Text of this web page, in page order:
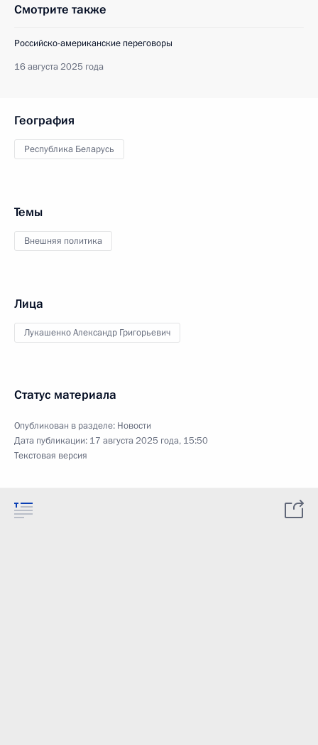
Смотрите также
Российско-американские переговоры
16 августа 2025 года
География
Республика Беларусь
Темы
Внешняя политика
Лица
Лукашенко Александр Григорьевич
Статус материала
Опубликован в разделе: Новости
Дата публикации: 17 августа 2025 года, 15:50
Текстовая версия